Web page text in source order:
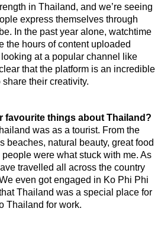
in Thailand, and we’re seeing
express themselves through
In the past year alone, watchtime
the hours of content uploaded
clear that the platform is an incredible
their creativity.
favourite things about Thailand?
was as a tourist. From the
beaches, natural beauty, great food
were what stuck with me. As
travelled all across the country
even got engaged in Ko Phi Phi
Thailand was a special place for
Thailand for work.